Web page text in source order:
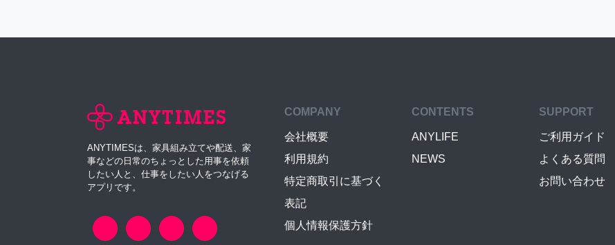
ANYTIMESは、家具組み立てや配送、家
事などの日常のちょっとした用事を依頼
したい人と、仕事をしたい人をつなげる
アプリです。
COMPANY
会社概要
利用規約
特定商取引に基づく
表記
個人情報保護方針
CONTENTS
ANYLIFE
NEWS
SUPPORT
ご利用ガイド
よくある質問
お問い合わせ